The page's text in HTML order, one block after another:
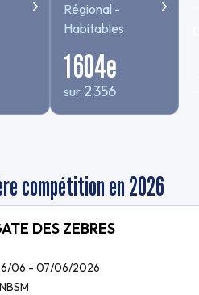
Régional -
Habitables
1 604e
sur 2 356
compétition en 2026
DES ZEBRES
06 - 07/06/2026